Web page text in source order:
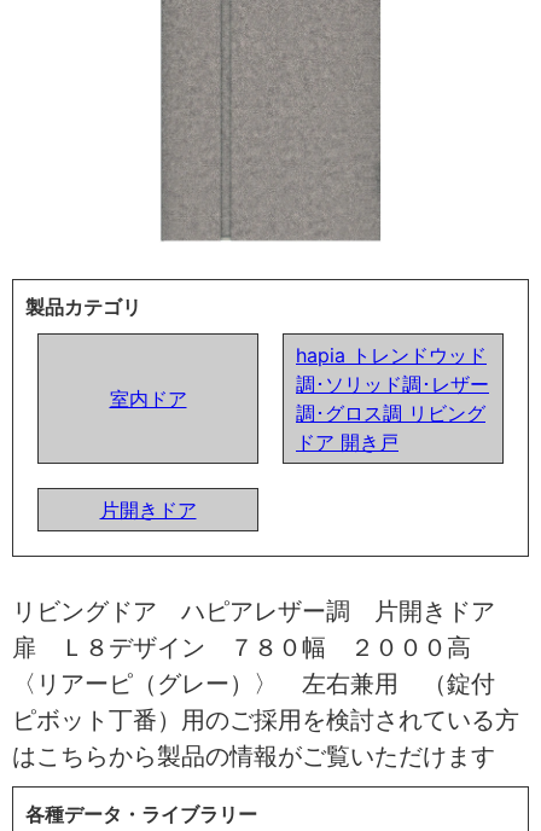
製品カテゴリ
室内ドア
hapia トレンドウッド
調･ソリッド調･レザー
調･グロス調 リビング
ドア 開き戸
片開きドア
リビングドア ハピアレザー調 片開きドア
扉 Ｌ８デザイン ７８０幅 ２０００高
〈リアーピ（グレー）〉 左右兼用 （錠付
ピボット丁番）用のご採用を検討されている方
はこちらから製品の情報がご覧いただけます
各種データ・ライブラリー